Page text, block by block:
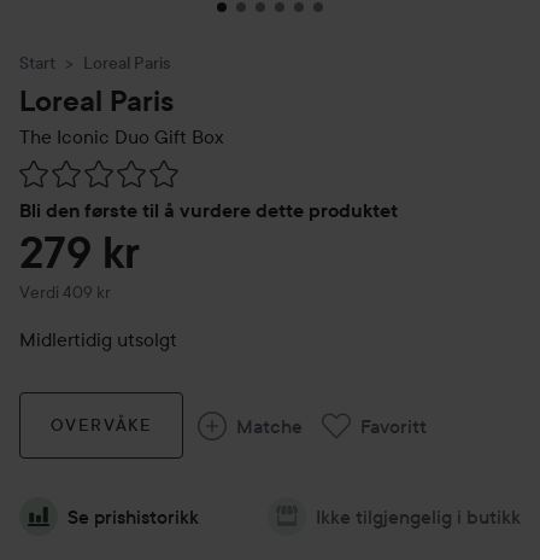
Start Loreal Paris
Loreal Paris
The Iconic Duo Gift Box
Bli den første til å vurdere dette produktet
Gå til Vurderinger & anmeldelser
279 kr
Verdi 409 kr
Midlertidig utsolgt
OVERVÅKE Matche Favoritt
Se prishistorikk Ikke tilgjengelig i butikk